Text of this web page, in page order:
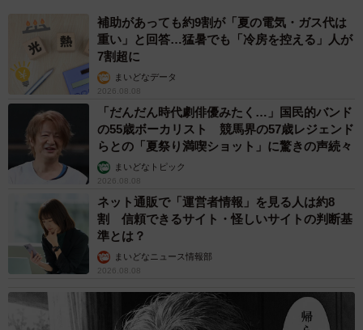
補助があっても約9割が「夏の電気・ガス代は
重い」と回答…猛暑でも「冷房を控える」人が
7割超に
まいどなデータ
2026.08.08
「だんだん時代劇俳優みたく…」国民的バンド
の55歳ボーカリスト 競馬界の57歳レジェンド
らとの「夏祭り満喫ショット」に驚きの声続々
まいどなトピック
2026.08.08
ネット通販で「運営者情報」を見る人は約8
割 信頼できるサイト・怪しいサイトの判断基
準とは？
まいどなニュース情報部
2026.08.08